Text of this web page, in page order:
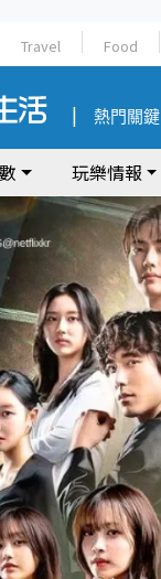
Travel Food
熱門關鍵
玩樂情報